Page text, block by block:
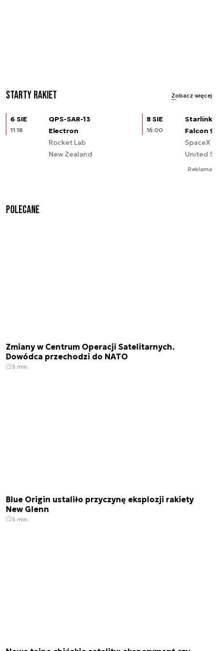
Starty rakiet Zobacz więcej
6 SIE
11:18
QPS-SAR-13
Electron
Rocket Lab
New Zealand
8 SIE
16:00
Starlink
Falcon 9
SpaceX
United
Reklama
Polecane
Zmiany w Centrum Operacji Satelitarnych.
Dowódca przechodzi do NATO
3 min.
Blue Origin ustaliło przyczynę eksplozji rakiety
New Glenn
3 min.